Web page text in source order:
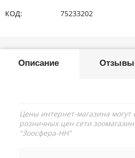
КОД: 75233202
Описание Отзывы
Цены интернет-магазина могут
розничных цен сети
"Зоосфера-НН"